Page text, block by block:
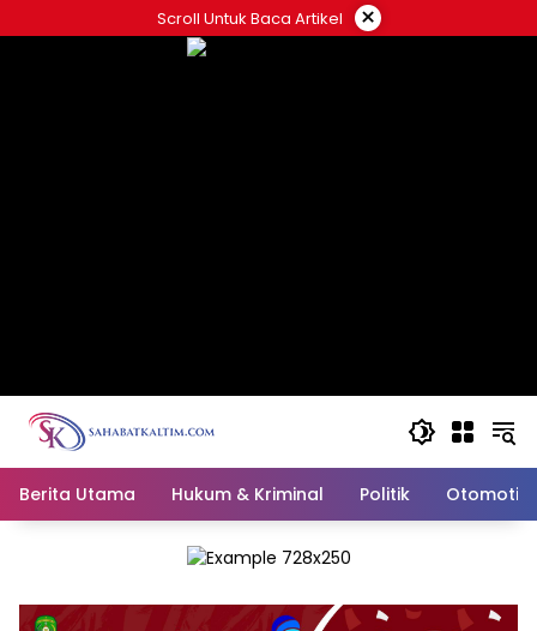
to
Scroll Untuk Baca Artikel ×
Berita Utama Hukum & Kriminal Politik Otomotif